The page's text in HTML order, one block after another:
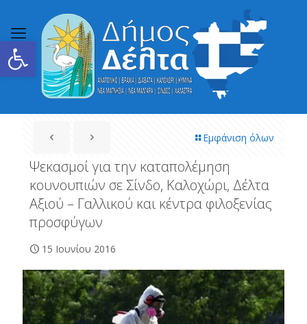
Ανοίξτε τη γραμμή εργαλείων
Εμφάνιση όλων
Ψεκασμοί για την καταπολέμηση
κουνουπιών σε Σίνδο, Καλοχώρι, Δέλτα
Αξιού – Γαλλικού και κέντρα φιλοξενίας
προσφύγων
15 Ιουνίου 2016